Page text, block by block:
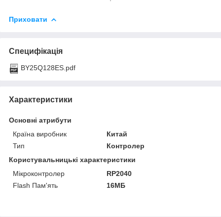
Приховати
Специфікація
BY25Q128ES.pdf
Характеристики
Основні атрибути
Країна виробник
Китай
Тип
Контролер
Користувальницькі характеристики
Мікроконтролер
RP2040
Flash Пам'ять
16MБ